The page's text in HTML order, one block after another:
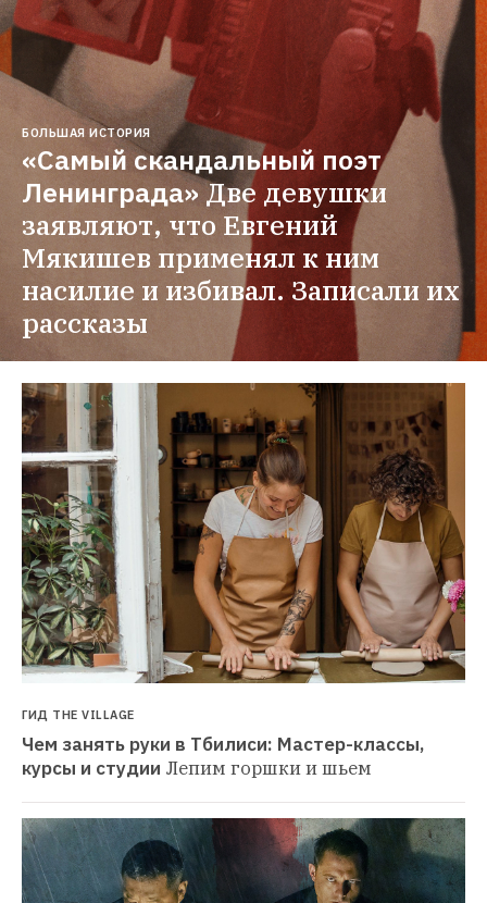
БОЛЬШАЯ ИСТОРИЯ
«Самый скандальный поэт
Ленинграда»Две девушки
заявляют, что Евгений
Мякишев применял к ним
насилие и избивал. Записали их
рассказы
ГИД THE VILLAGE
Чем занять руки в Тбилиси: Мастер-классы,
курсы и студии Лепим горшки и шьем